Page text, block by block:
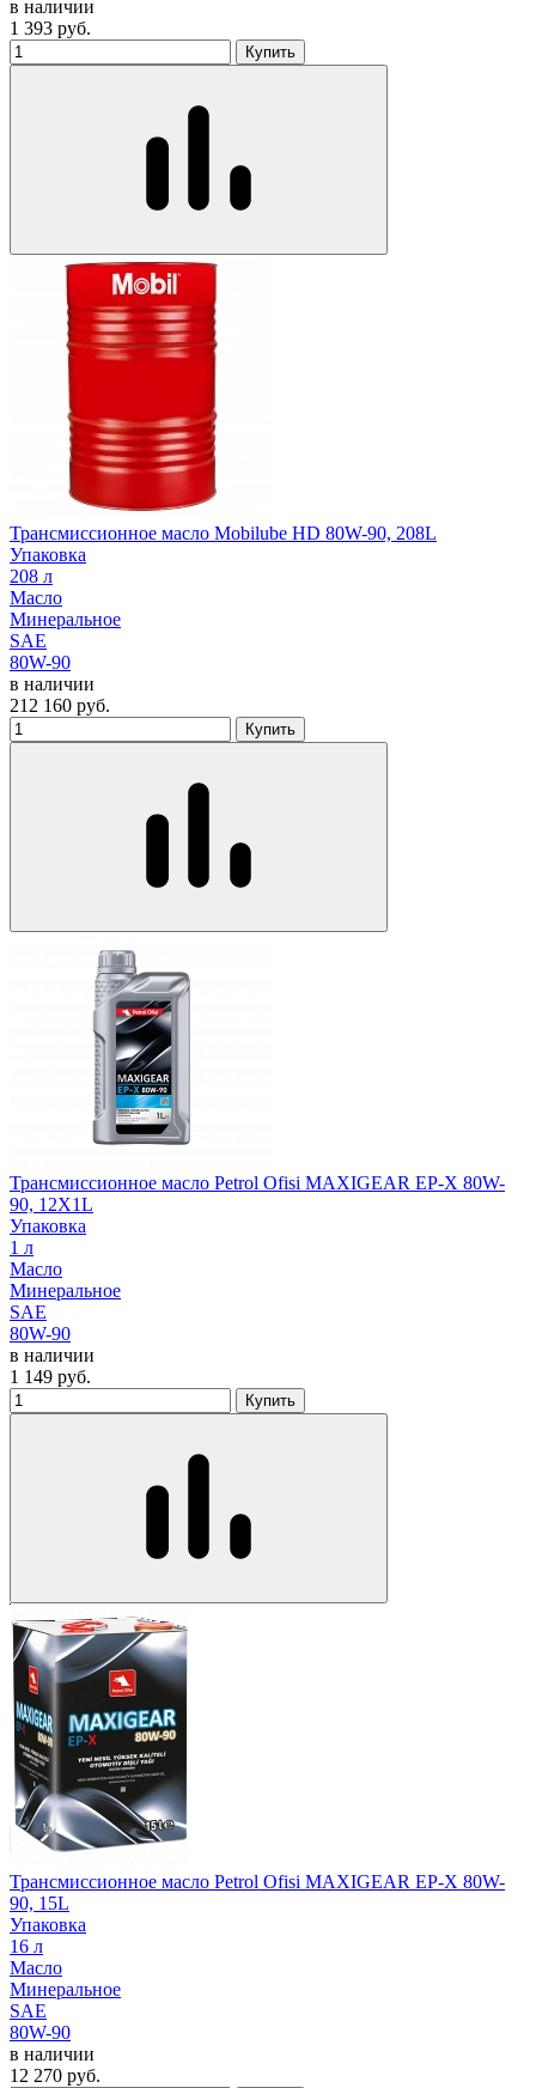
в наличии
1 393 руб.
Купить
Трансмиссионное масло Mobilube HD 80W-90, 208L
Упаковка
208 л
Масло
Минеральное
SAE
80W-90
в наличии
212 160 руб.
Купить
Трансмиссионное масло Petrol Ofisi MAXIGEAR EP-X 80W-
90, 12X1L
Упаковка
1 л
Масло
Минеральное
SAE
80W-90
в наличии
1 149 руб.
Купить
Трансмиссионное масло Petrol Ofisi MAXIGEAR EP-X 80W-
90, 15L
Упаковка
16 л
Масло
Минеральное
SAE
80W-90
в наличии
12 270 руб.